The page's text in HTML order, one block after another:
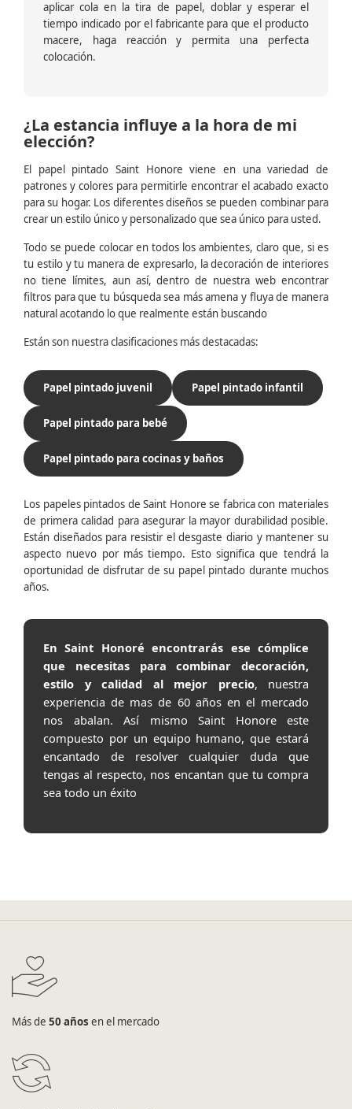
aplicar cola en la tira de papel, doblar y esperar el
tiempo indicado por el fabricante para que el producto
macere, haga reacción y permita una perfecta
colocación.
¿La estancia influye a la hora de mi
elección?
El papel pintado Saint Honore viene en una variedad de
patrones y colores para permitirle encontrar el acabado exacto
para su hogar. Los diferentes diseños se pueden combinar para
crear un estilo único y personalizado que sea único para usted.
Todo se puede colocar en todos los ambientes, claro que, si es
tu estilo y tu manera de expresarlo, la decoración de interiores
no tiene límites, aun así, dentro de nuestra web encontrar
filtros para que tu búsqueda sea más amena y fluya de manera
natural acotando lo que realmente están buscando
Están son nuestra clasificaciones más destacadas:
Papel pintado juvenil Papel pintado infantil
Papel pintado para bebé
Papel pintado para cocinas y baños
Los papeles pintados de Saint Honore se fabrica con materiales
de primera calidad para asegurar la mayor durabilidad posible.
Están diseñados para resistir el desgaste diario y mantener su
aspecto nuevo por más tiempo. Esto significa que tendrá la
oportunidad de disfrutar de su papel pintado durante muchos
años.
En Saint Honoré encontrarás ese cómplice
que necesitas para combinar decoración,
estilo y calidad al mejor precio, nuestra
experiencia de mas de 60 años en el mercado
nos abalan. Así mismo Saint Honore este
compuesto por un equipo humano, que estará
encantado de resolver cualquier duda que
tengas al respecto, nos encantan que tu compra
sea todo un éxito
Más de 50 años en el mercado